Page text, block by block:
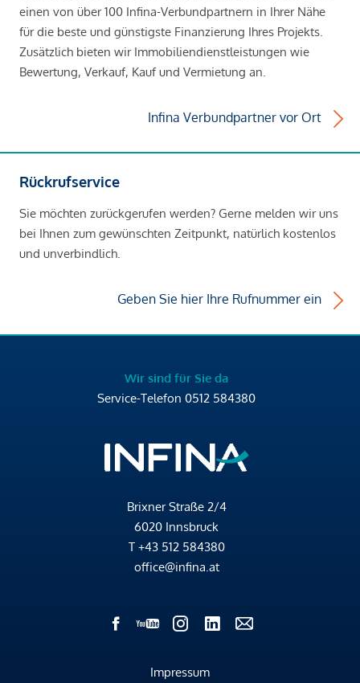
einen von über 100 Infina-Verbundpartnern in Ihrer Nähe
für die beste und günstigste Finanzierung Ihres Projekts.
Zusätzlich bieten wir Immobiliendienstleistungen wie
Bewertung, Verkauf, Kauf und Vermietung an.
Infina Verbundpartner vor Ort
Rückrufservice
Sie möchten zurückgerufen werden? Gerne melden wir uns
bei Ihnen zum gewünschten Zeitpunkt, natürlich kostenlos
und unverbindlich.
Geben Sie hier Ihre Rufnummer ein
Wir sind für Sie da
Service-Telefon 0512 584380
Brixner Straße 2/4
6020 Innsbruck
T +43 512 584380
office@infina.at
Impressum